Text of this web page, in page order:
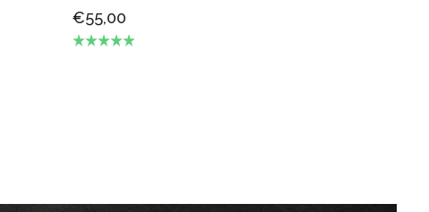
€55,00